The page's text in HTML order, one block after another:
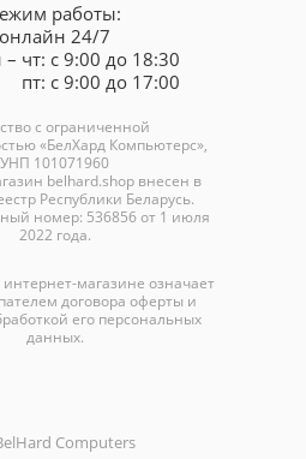
работы:
онлайн 24/7
чт: с 9:00 до 18:30
пт: с 9:00 до 17:00
с ограниченной
«БелХард Компьютерс»,
УНП 101071960
belhard.shopвнесен в
Республики Беларусь.
номер: 536856 от 1 июля
2022 года.
интернет-магазине означает
договора оферты и
его персональных
данных.
Computers